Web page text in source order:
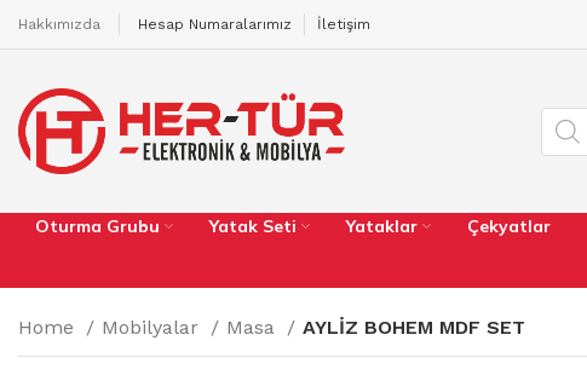
Hakkımızda Hesap Numaralarımız İletişim
Oturma Grubu Yatak Seti Yataklar Çekyatlar
Home Mobilyalar Masa AYLİZ BOHEM MDF SET